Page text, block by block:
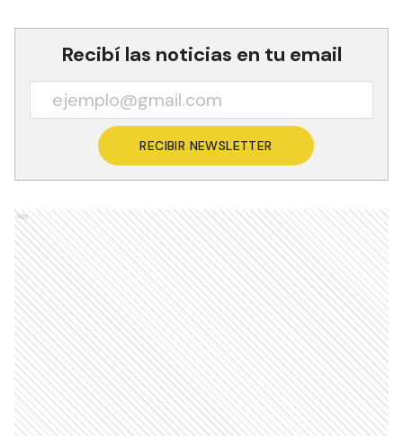
Recibí las noticias en tu email
RECIBIR NEWSLETTER
Ads